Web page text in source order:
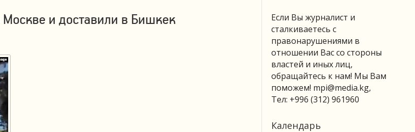
и доставили в Бишкек
Если Вы журналист и
сталкиваетесь с
правонарушениями в
отношении Вас со стороны
властей и иных лиц,
обращайтесь к нам! Мы Вам
поможем! mpi@media.kg,
Тел: +996 (312) 961960
Календарь